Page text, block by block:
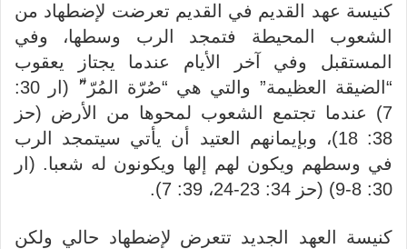
كنيسة عهد القديم في القديم تعرضت لإضطهاد من
الشعوب المحيطة فتمجد الرب وسطها، وفي
المستقبل وفي آخر الأيام عندما يجتاز يعقوب
“الضيقة العظيمة” والتي هي “صُرّة المُرّ”ّ (ار 30:
7) عندما تجتمع الشعوب لمحوها من الأرض (حز
38: 18)، وبإيمانهم العتيد أن يأتي سيتمجد الرب
في وسطهم ويكون لهم إلها ويكونون له شعبا. (ار
30: 8-9) (حز 34: 23-24، 39: 7).
كنيسة العهد الجديد تتعرض لإضطهاد حالي ولكن